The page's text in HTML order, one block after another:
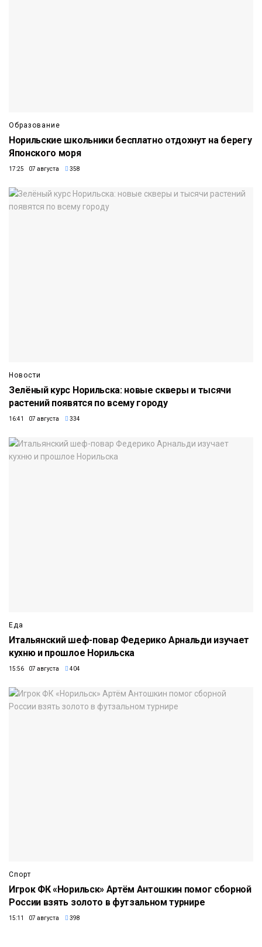
Образование
Норильские школьники бесплатно отдохнут на берегу
Японского моря
17:25 07 августа 358
Новости
Зелёный курс Норильска: новые скверы и тысячи
растений появятся по всему городу
16:41 07 августа 334
Еда
Итальянский шеф-повар Федерико Арнальди изучает
кухню и прошлое Норильска
15:56 07 августа 404
Спорт
Игрок ФК «Норильск» Артём Антошкин помог сборной
России взять золото в футзальном турнире
15:11 07 августа 398